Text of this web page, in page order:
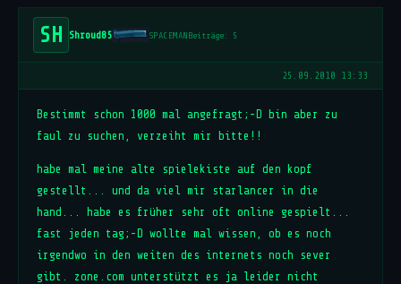
SH Shroud85 SPACEMANBeiträge: 5
25.09.2010 13:33
Bestimmt schon 1000 mal angefragt;-D bin aber zu
faul zu suchen, verzeiht mir bitte!!
habe mal meine alte spielekiste auf den kopf
gestellt... und da viel mir starlancer in die
hand... habe es früher sehr oft online gespielt...
fast jeden tag;-D wollte mal wissen, ob es noch
irgendwo in den weiten des internets noch sever
gibt. zone.com unterstützt es ja leider nicht